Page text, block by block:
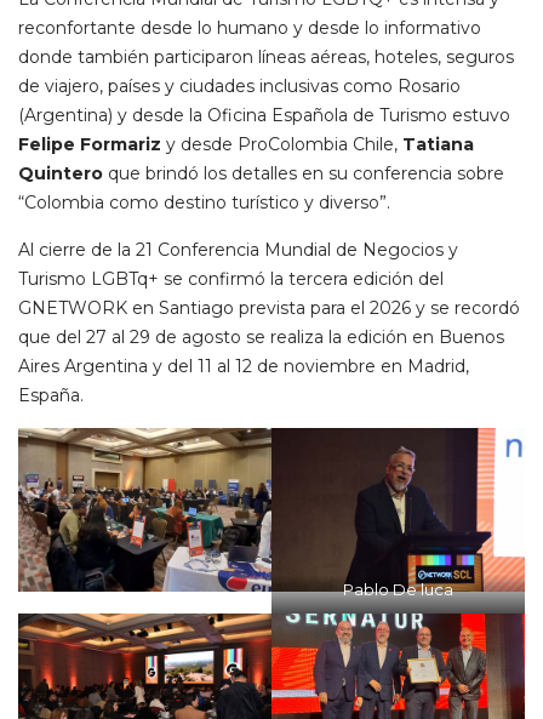
reconfortante desde lo humano y desde lo informativo
donde también participaron líneas aéreas, hoteles, seguros
de viajero, países y ciudades inclusivas como Rosario
(Argentina) y desde la Oficina Española de Turismo estuvo
Felipe Formariz y desde ProColombia Chile, Tatiana
Quintero que brindó los detalles en su conferencia sobre
“Colombia como destino turístico y diverso”.
Al cierre de la 21 Conferencia Mundial de Negocios y
Turismo LGBTq+ se confirmó la tercera edición del
GNETWORK en Santiago prevista para el 2026 y se recordó
que del 27 al 29 de agosto se realiza la edición en Buenos
Aires Argentina y del 11 al 12 de noviembre en Madrid,
España.
Pablo De luca